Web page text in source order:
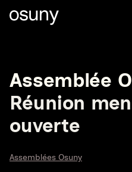
Assemblée
Réunion
ouverte
Assemblées Osuny